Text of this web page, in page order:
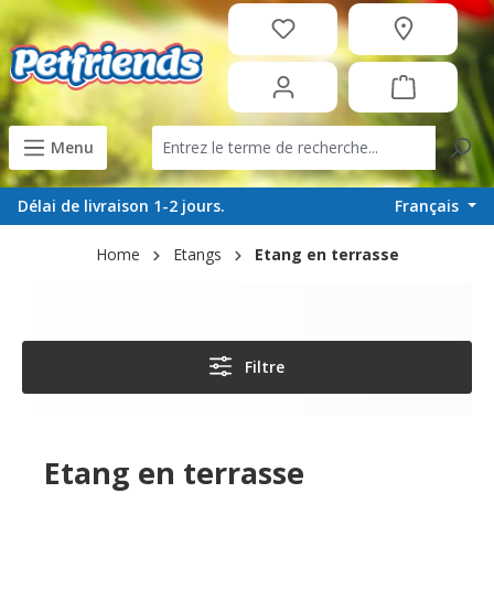
principal
Menu
Délai de livraison 1-2 jours. Français
Home Etangs Etang en terrasse
Filtre
Etang en terrasse